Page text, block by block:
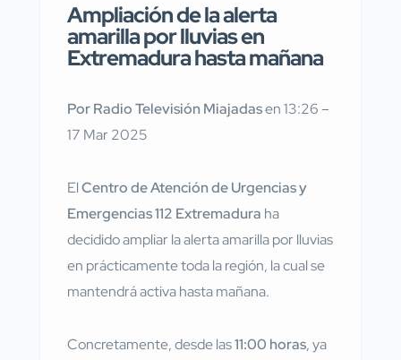
Ampliación de la alerta
amarilla por lluvias en
Extremadura hasta mañana
Por Radio Televisión Miajadasen 13:26 –
17 Mar 2025
ElCentro de Atención de Urgencias y
Emergencias 112 Extremadura ha
decidido ampliar la alerta amarilla por lluvias
en prácticamente toda la región, la cual se
mantendrá activa hasta mañana.
Concretamente, desde las11:00 horas, ya